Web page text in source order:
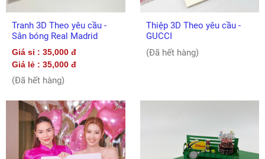
Tranh 3D Theo yêu cầu -
Sân bóng Real Madrid
Giá sỉ : 35,000 đ
Giá lẻ : 35,000 đ
(Đã hết hàng)
Thiệp 3D Theo yêu cầu -
GUCCI
(Đã hết hàng)